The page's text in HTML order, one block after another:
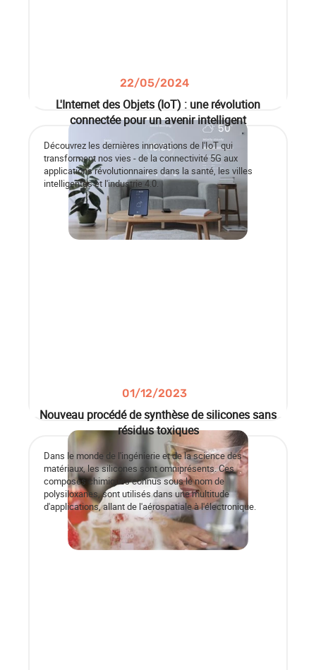
22/05/2024
L'Internet des Objets (IoT) : une révolution
connectée pour un avenir intelligent
Découvrez les dernières innovations de l'IoT qui
transforment nos vies - de la connectivité 5G aux
applications révolutionnaires dans la santé, les villes
intelligentes et l'industrie 4.0.
01/12/2023
Nouveau procédé de synthèse de silicones sans
résidus toxiques
Dans le monde de l'ingénierie et de la science des
matériaux, les silicones sont omniprésents. Ces
composés chimiques connus sous le nom de
polysiloxanes, sont utilisés dans une multitude
d'applications, allant de l'aérospatiale à l'électronique.